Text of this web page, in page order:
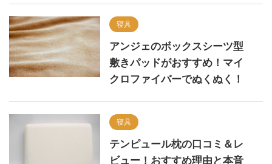
寝具
アンジェのボックスシーツ型
敷きパッドがおすすめ！マイ
クロファイバーでぬくぬく！
寝具
テンピュール枕の口コミ＆レ
ビュー！おすすめ理由と本音